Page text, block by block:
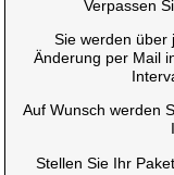
Verpassen
Sie werden über
Änderung per Mail
Auf Wunsch werden
Stellen Sie Ihr